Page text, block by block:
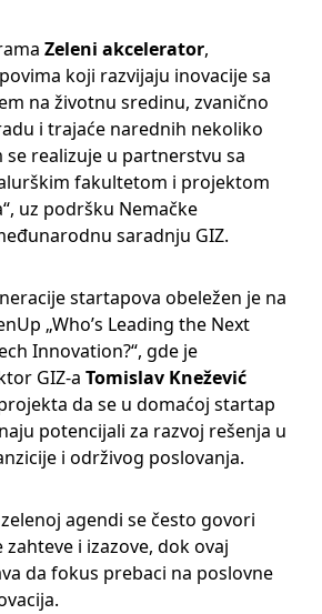
Zeleni akcelerator,
koji razvijaju inovacije sa
na životnu sredinu, zvanično
i trajaće narednih nekoliko
se realizuje u partnerstvu sa
fakultetom i projektom
uz podršku Nemačke
saradnju GIZ.
startapova obeležen je na
„Who’s Leading the Next
Innovation?“, gde je
GIZ-a Tomislav Knežević
da se u domaćoj startap
potencijali za razvoj rešenja u
i održivog poslovanja.
agendi se često govori
i izazove, dok ovaj
da fokus prebaci na poslovne